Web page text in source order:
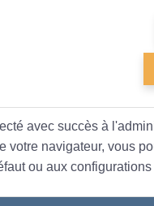
avec succès à
votre navigateur, vous
ou aux